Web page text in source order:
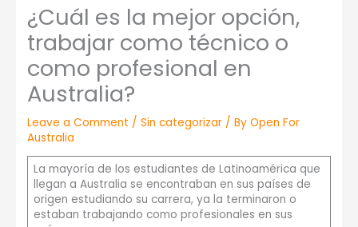
¿Cuál es la mejor opción,
trabajar como técnico o
como profesional en
Australia?
Leave a Comment / Sin categorizar/ By Open For
Australia
La mayoría de los estudiantes de Latinoamérica que
llegan a Australia se encontraban en sus países de
origen estudiando su carrera, ya la terminaron o
estaban trabajando como profesionales en sus